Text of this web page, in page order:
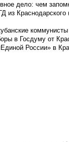
дело: чем
из Краснодарского
в Госдуму от
России» в